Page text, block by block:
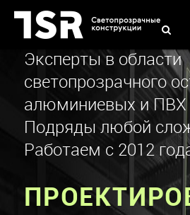
Skip
content
Эксперты в области
светопрозрачного
алюминиевых и ПВХ
Подряды любой
Работаем с 2012